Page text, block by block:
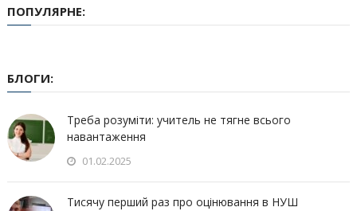
ПОПУЛЯРНЕ:
БЛОГИ:
Треба розуміти: учитель не тягне всього
навантаження
01.02.2025
Тисячу перший раз про оцінювання в НУШ